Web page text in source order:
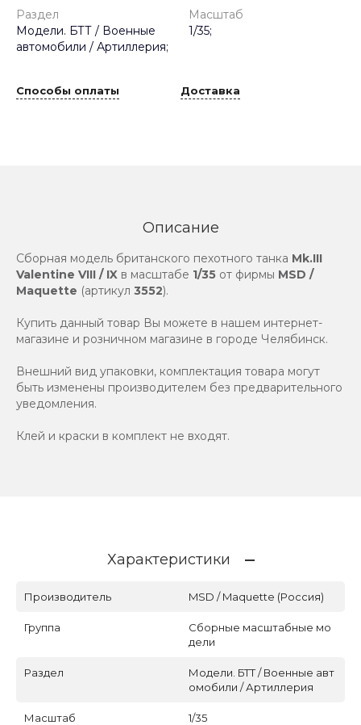
Раздел
Модели. БТТ / Военные
автомобили / Артиллерия;
Масштаб
1/35;
Способы оплаты Доставка
Описание
Сборная модель британского пехотного танка Mk.III
Valentine VIII / IX в масштабе 1/35 от фирмы MSD /
Maquette (артикул 3552).
Купить данный товар Вы можете в нашем интернет-
магазине и розничном магазине в городе Челябинск.
Внешний вид упаковки, комплектация товара могут
быть изменены производителем без предварительного
уведомления.
Клей и краски в комплект не входят.
Характеристики
Производитель MSD / Maquette (Россия)
Группа
Сборные масштабные мо
дели
Раздел
Модели. БТТ / Военные авт
омобили / Артиллерия
Масштаб 1/35